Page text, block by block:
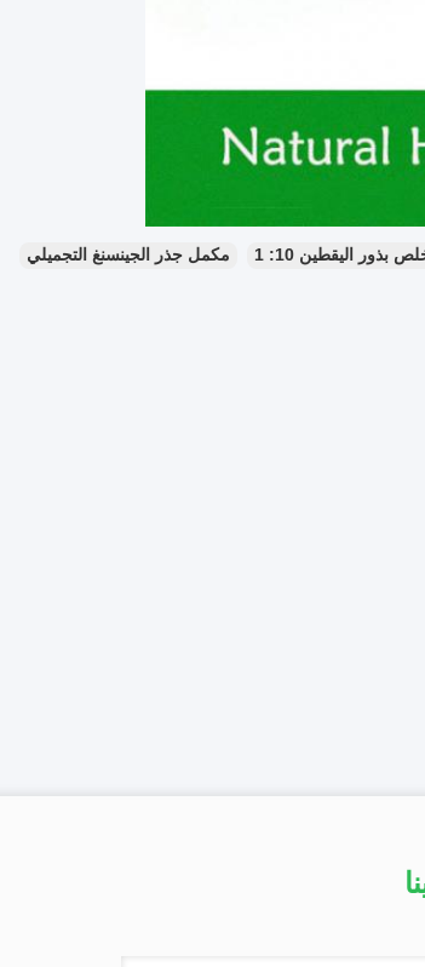
اليقطين 10: 1 مكمل جذر الجينسنغ التجميلي